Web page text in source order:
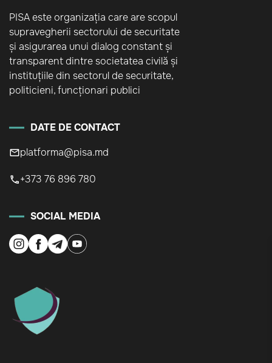
PISA este organizația care are scopul
supravegherii sectorului de securitate
și asigurarea unui dialog constant și
transparent dintre societatea civilă și
instituțiile din sectorul de securitate,
politicieni, funcționari publici
DATE DE CONTACT
platforma@pisa.md
+373 76 896 780
SOCIAL MEDIA